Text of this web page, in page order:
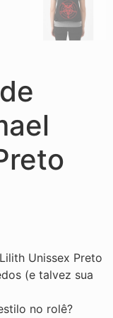
Unissex Preto
(e talvez sua
no rolê?